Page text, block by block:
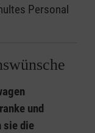
Personal
und
sie die